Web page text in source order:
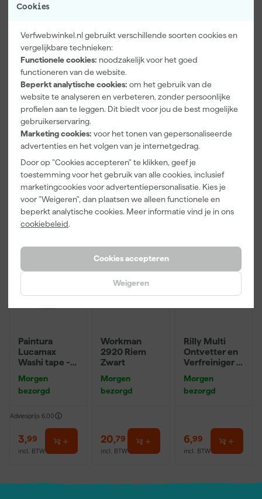
Cookies
Verfwebwinkel.nl gebruikt verschillende soorten cookies en
vergelijkbare technieken:
Functionele cookies: noodzakelijk voor het goed
functioneren van de website.
Beperkt analytische cookies: om het gebruik van de
website te analyseren en verbeteren, zonder persoonlijke
profielen aan te leggen. Dit biedt voor jou de best mogelijke
gebruikerservaring.
Marketing cookies: voor het tonen van gepersonaliseerde
advertenties en het volgen van je internetgedrag.
Door op "Cookies accepteren" te klikken, geef je
toestemming voor het gebruik van alle cookies, inclusief
marketingcookies voor advertentiepersonalisatie. Kies je
voor "Weigeren", dan plaatsen we alleen functionele en
beperkt analytische cookies. Meer informatie vind je in ons
cookiebeleid.
Cookies accepteren
Weigeren
blijft goed in model. De productie is volledig CO₂-neutraal,
het shirt op 40 graden, strijkt het op lage temperatuur en
vermijdt de droger voor een langere levensduur. De
kleurcombinatie wit met navy maakt het stijlvol en praktisch
tegelijk.
Extra eigenschappen
Stretch
Kenmerken
Geslacht
Maat
Materiaal Katoen
Pasvorm Slim Fit
Bekijk alle kenmerken
Vaak gekocht met
Paintura
Lucamax
Washi tape -
Morgen
bezorgd
Adviesprijs 6,00
3,99
incl. BTW
Workman
2920 Riem
Zwart
Morgen
bezorgd
20,79
incl. BTW
Rilly Multi
Ontvetter en
Verfreiniger –
Morgen
bezorgd
6,99
incl. BTW